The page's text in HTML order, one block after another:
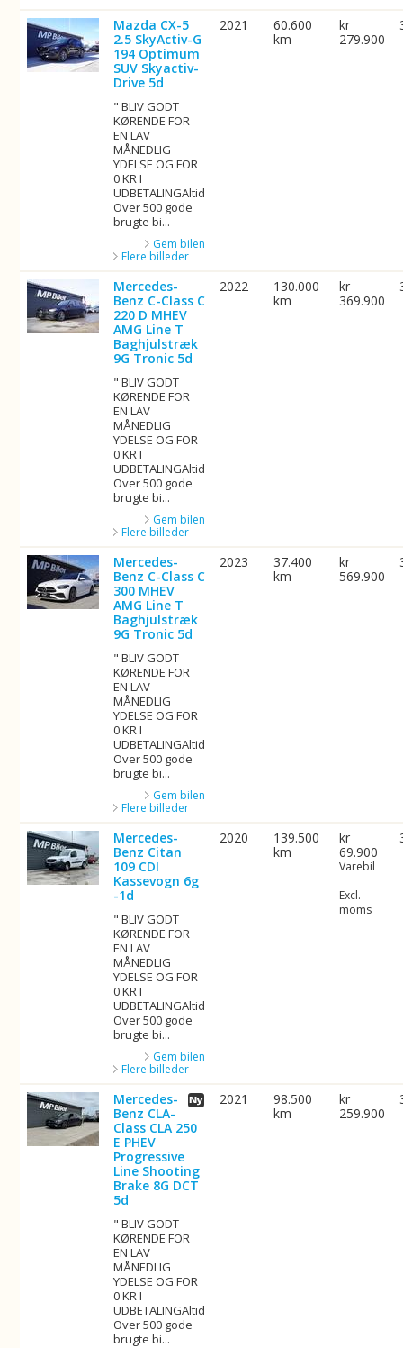
Mazda CX-5
2.5 SkyActiv-G
194 Optimum
SUV Skyactiv-
Drive 5d
" BLIV GODT
KØRENDE FOR
EN LAV
MÅNEDLIG
YDELSE OG FOR
0 KR I
UDBETALINGAltid
Over 500 gode
brugte bi...
Gem bilen
Flere billeder
2021
60.600
km
kr
279.900
Mercedes-
Benz C-Class C
220 D MHEV
AMG Line T
Baghjulstræk
9G Tronic 5d
" BLIV GODT
KØRENDE FOR
EN LAV
MÅNEDLIG
YDELSE OG FOR
0 KR I
UDBETALINGAltid
Over 500 gode
brugte bi...
Gem bilen
Flere billeder
2022
130.000
km
kr
369.900
Mercedes-
Benz C-Class C
300 MHEV
AMG Line T
Baghjulstræk
9G Tronic 5d
" BLIV GODT
KØRENDE FOR
EN LAV
MÅNEDLIG
YDELSE OG FOR
0 KR I
UDBETALINGAltid
Over 500 gode
brugte bi...
Gem bilen
Flere billeder
2023
37.400
km
kr
569.900
Mercedes-
Benz Citan
109 CDI
Kassevogn 6g
-1d
" BLIV GODT
KØRENDE FOR
EN LAV
MÅNEDLIG
YDELSE OG FOR
0 KR I
UDBETALINGAltid
Over 500 gode
brugte bi...
Gem bilen
Flere billeder
2020
139.500
km
kr
69.900
Varebil
Excl.
moms
Mercedes-
Benz CLA-
Class CLA 250
E PHEV
Progressive
Line Shooting
Brake 8G DCT
5d
" BLIV GODT
KØRENDE FOR
EN LAV
MÅNEDLIG
YDELSE OG FOR
0 KR I
UDBETALINGAltid
Over 500 gode
brugte bi...
2021
98.500
km
kr
259.900